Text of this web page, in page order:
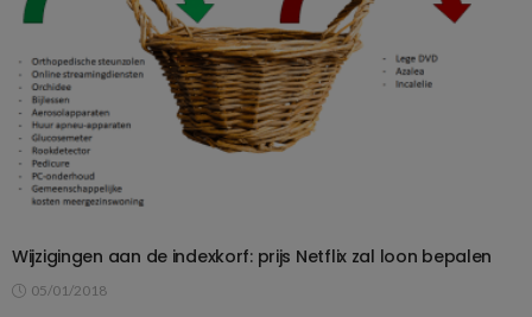
Wijzigingen aan de indexkorf: prijs Netflix zal loon bepalen
05/01/2018